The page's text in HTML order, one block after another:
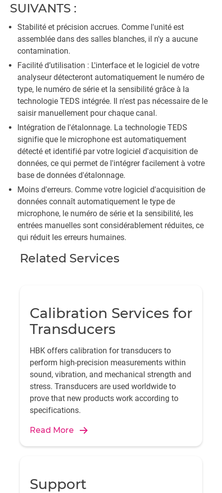
SUIVANTS :
Stabilité et précision accrues. Comme l'unité est
assemblée dans des salles blanches, il n'y a aucune
contamination.
Facilité d’utilisation : L'interface et le logiciel de votre
analyseur détecteront automatiquement le numéro de
type, le numéro de série et la sensibilité grâce à la
technologie TEDS intégrée. Il n'est pas nécessaire de le
saisir manuellement pour chaque canal.
Intégration de l'étalonnage. La technologie TEDS
signifie que le microphone est automatiquement
détecté et identifié par votre logiciel d'acquisition de
données, ce qui permet de l'intégrer facilement à votre
base de données d'étalonnage.
Moins d'erreurs. Comme votre logiciel d'acquisition de
données connaît automatiquement le type de
microphone, le numéro de série et la sensibilité, les
entrées manuelles sont considérablement réduites, ce
qui réduit les erreurs humaines.
Related Services
Calibration Services for
Transducers
HBK offers calibration for transducers to
perform high-precision measurements within
sound, vibration, and mechanical strength and
stress. Transducers are used worldwide to
prove that new products work according to
specifications.
Read More
Support